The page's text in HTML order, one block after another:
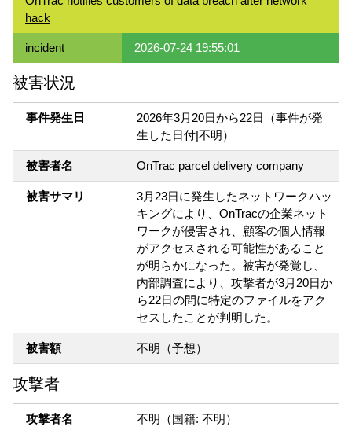
hack
incident 2026-07-24 19:55:01
被害状況
事件発生日
2026年3月20日から22日（事件が発
生した日付|不明）
被害者名 OnTrac parcel delivery company
被害サマリ
3月23日に発生したネットワークハッ
キングにより、OnTracの企業ネット
ワークが侵害され、顧客の個人情報
がアクセスされる可能性があること
が明らかになった。被害が発覚し、
内部調査により、攻撃者が3月20日か
ら22日の間に特定のファイルをアク
セスしたことが判明した。
被害額 不明（予想）
攻撃者
攻撃者名 不明（国籍: 不明）